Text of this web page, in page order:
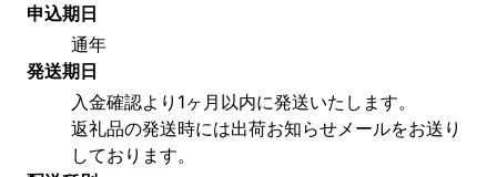
申込期日
通年
発送期日
入金確認より1ヶ月以内に発送いたします。
返礼品の発送時には出荷お知らせメールをお送り
しております。